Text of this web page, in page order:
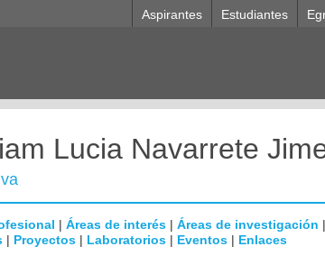
Aspirantes Estudiantes
Lucia Navarrete
| Áreas de interés | Áreas de investigación |
| Proyectos | Laboratorios | Eventos | Enlaces